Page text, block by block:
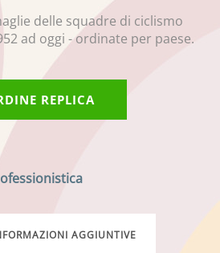
delle squadre di ciclismo
ad oggi - ordinate per paese.
REPLICA
AGGIUNTIVE